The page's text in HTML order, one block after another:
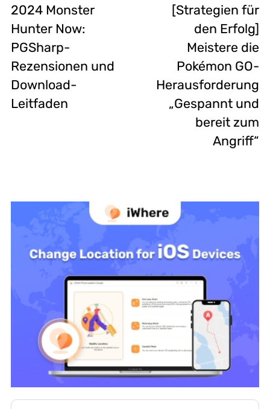
2024 Monster
Hunter Now:
PGSharp-
Rezensionen und
Download-
Leitfaden
[Strategien für
den Erfolg]
Meistere die
Pokémon GO-
Herausforderung
„Gespannt und
bereit zum
Angriff“